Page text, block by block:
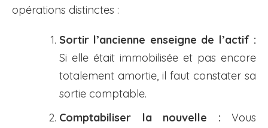
opérations distinctes :
Sortir l’ancienne enseigne de l’actif :
Si elle était immobilisée et pas encore
totalement amortie, il faut constater sa
sortie comptable.
Comptabiliser la nouvelle : Vous